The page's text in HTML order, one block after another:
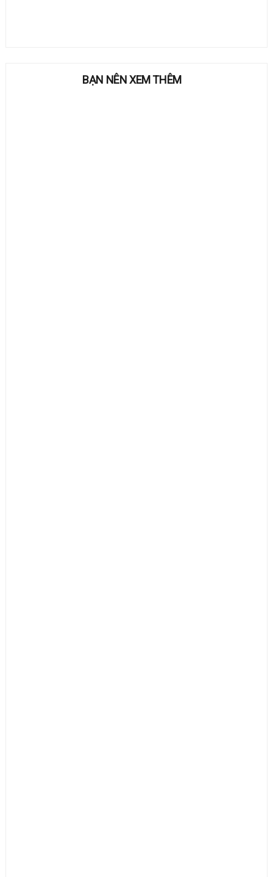
BẠN NÊN XEM THÊM